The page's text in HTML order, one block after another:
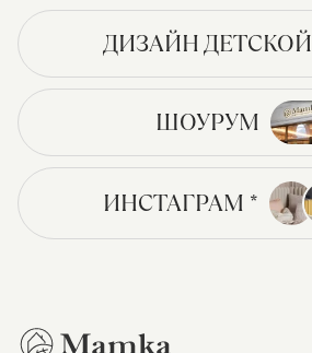
ДИЗАЙН ДЕТСКОЙ
ШОУРУМ
ИНСТАГРАМ *